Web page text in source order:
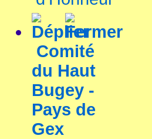
Comité
du Haut
Bugey -
Pays de
Gex